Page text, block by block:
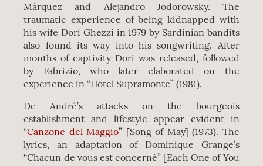
Márquez and Alejandro Jodorowsky. The
traumatic experience of being kidnapped with
his wife Dori Ghezzi in 1979 by Sardinian bandits
also found its way into his songwriting. After
months of captivity Dori was released, followed
by Fabrizio, who later elaborated on the
experience in “Hotel Supramonte” (1981).
De André’s attacks on the bourgeois
establishment and lifestyle appear evident in
“Canzone del Maggio” [Song of May] (1973). The
lyrics, an adaptation of Dominique Grange’s
“Chacun de vous est concerné” [Each One of You